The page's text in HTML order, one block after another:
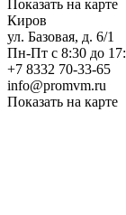
Показать на карте
Киров
ул. Базовая, д. 6/1
Пн-Пт с 8:30 до
+7 8332 70-33-65
info@promvm.ru
Показать на карте